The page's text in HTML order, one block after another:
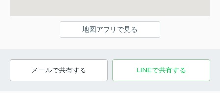
地図アプリで見る
メールで共有する LINEで共有する